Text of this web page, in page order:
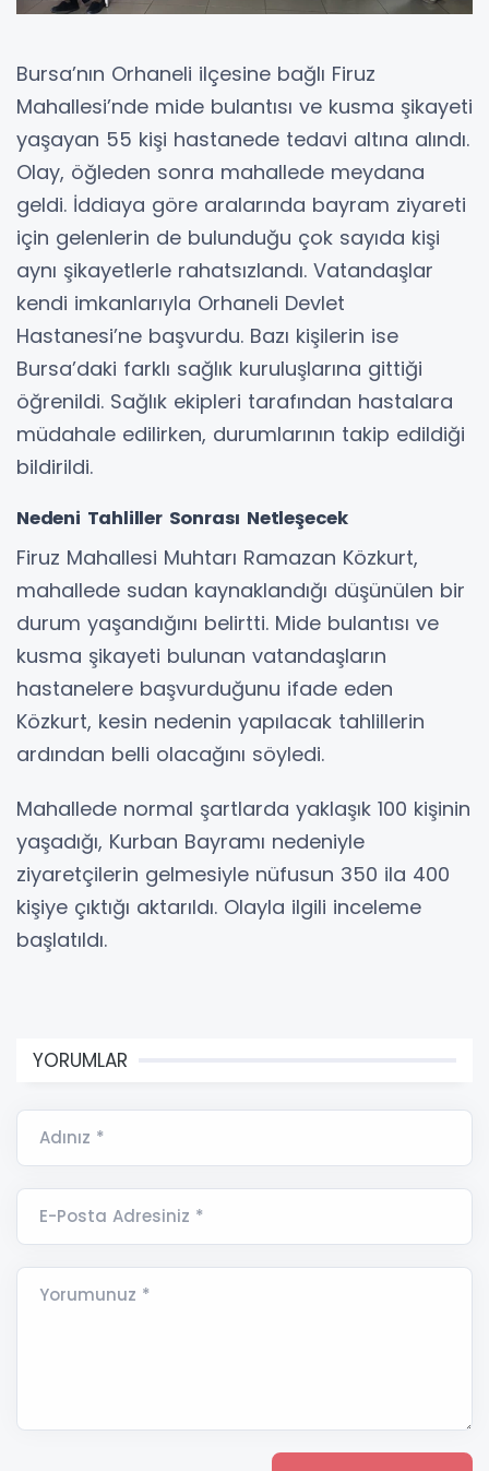
Bursa’nın Orhaneli ilçesine bağlı Firuz
Mahallesi’nde mide bulantısı ve kusma şikayeti
yaşayan 55 kişi hastanede tedavi altına alındı.
Olay, öğleden sonra mahallede meydana
geldi. İddiaya göre aralarında bayram ziyareti
için gelenlerin de bulunduğu çok sayıda kişi
aynı şikayetlerle rahatsızlandı. Vatandaşlar
kendi imkanlarıyla Orhaneli Devlet
Hastanesi’ne başvurdu. Bazı kişilerin ise
Bursa’daki farklı sağlık kuruluşlarına gittiği
öğrenildi. Sağlık ekipleri tarafından hastalara
müdahale edilirken, durumlarının takip edildiği
bildirildi.
Nedeni Tahliller Sonrası Netleşecek
Firuz Mahallesi Muhtarı Ramazan Közkurt,
mahallede sudan kaynaklandığı düşünülen bir
durum yaşandığını belirtti. Mide bulantısı ve
kusma şikayeti bulunan vatandaşların
hastanelere başvurduğunu ifade eden
Közkurt, kesin nedenin yapılacak tahlillerin
ardından belli olacağını söyledi.
Mahallede normal şartlarda yaklaşık 100 kişinin
yaşadığı, Kurban Bayramı nedeniyle
ziyaretçilerin gelmesiyle nüfusun 350 ila 400
kişiye çıktığı aktarıldı. Olayla ilgili inceleme
başlatıldı.
YORUMLAR
Adınız *
E-Posta Adresiniz *
Yorumunuz *